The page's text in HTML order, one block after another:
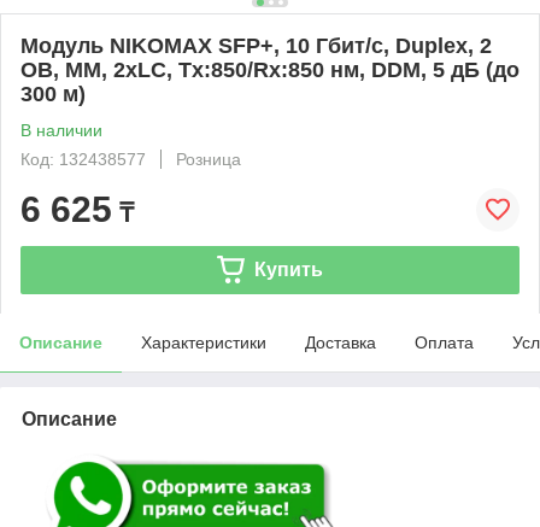
Модуль NIKOMAX SFP+, 10 Гбит/с, Duplex, 2
ОВ, MM, 2xLC, Tx:850/Rx:850 нм, DDM, 5 дБ (до
300 м)
В наличии
Код: 132438577
Розница
6 625 ₸
Купить
Описание Характеристики Доставка Оплата
Описание